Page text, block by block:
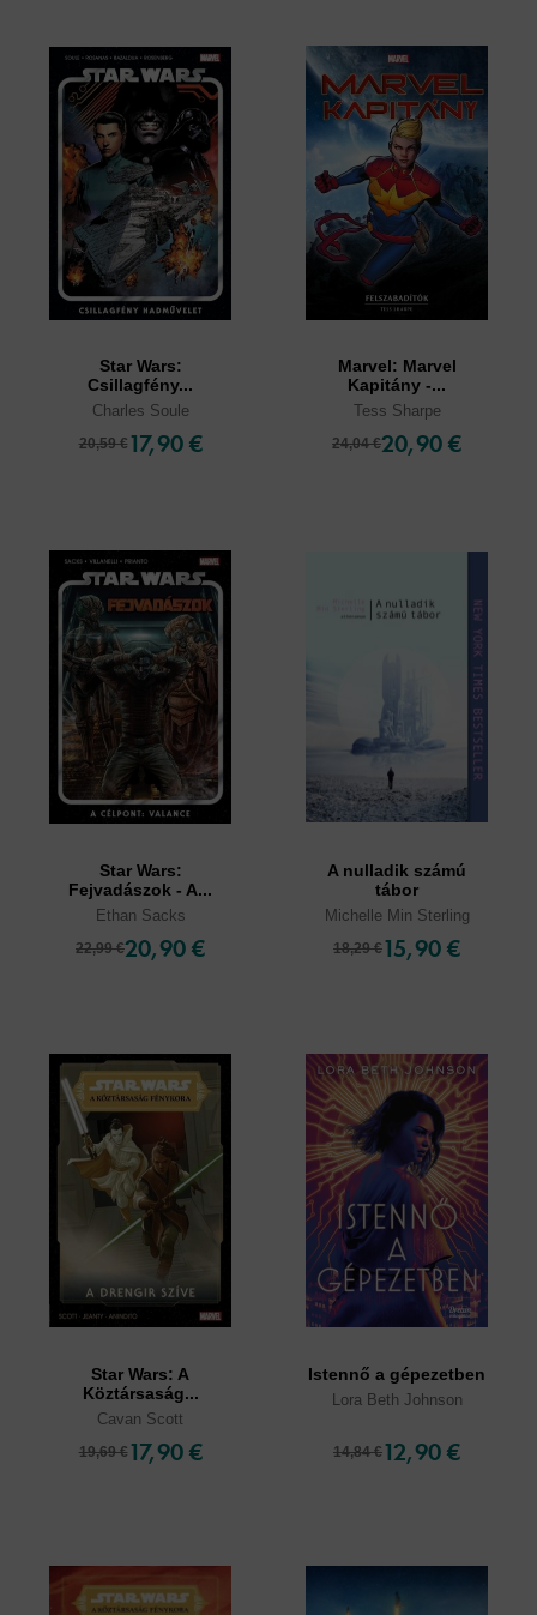
Star Wars:
Csillagfény...
Charles Soule
20,59 € 17,90 €
Marvel: Marvel
Kapitány -...
Tess Sharpe
24,04 €20,90 €
Star Wars:
Fejvadászok - A...
Ethan Sacks
22,99 €20,90 €
A nulladik számú
tábor
Michelle Min Sterling
18,29 €15,90 €
Star Wars: A
Köztársaság...
Cavan Scott
19,69 € 17,90 €
Istennő a gépezetben
Lora Beth Johnson
14,84 €12,90 €